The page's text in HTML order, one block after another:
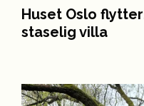
Huset Oslo
staselig villa